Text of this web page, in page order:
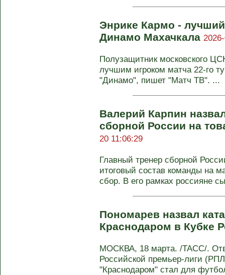
Энрике Кармо -
Динамо Махачкала
Полузащитник московского
лучшим игроком матча 22‑го
"Динамо", пишет "Матч ТВ". ...
Валерий Карпин
сборной России на
20 11:06:29
Главный тренер сборной
итоговый состав команды на
сбор. В его рамках россияне
Пономарев назвал
Краснодаром в Кубке
МОСКВА, 18 марта. /ТАСС/.
Российской премьер-лиги
"Краснодаром" стал для